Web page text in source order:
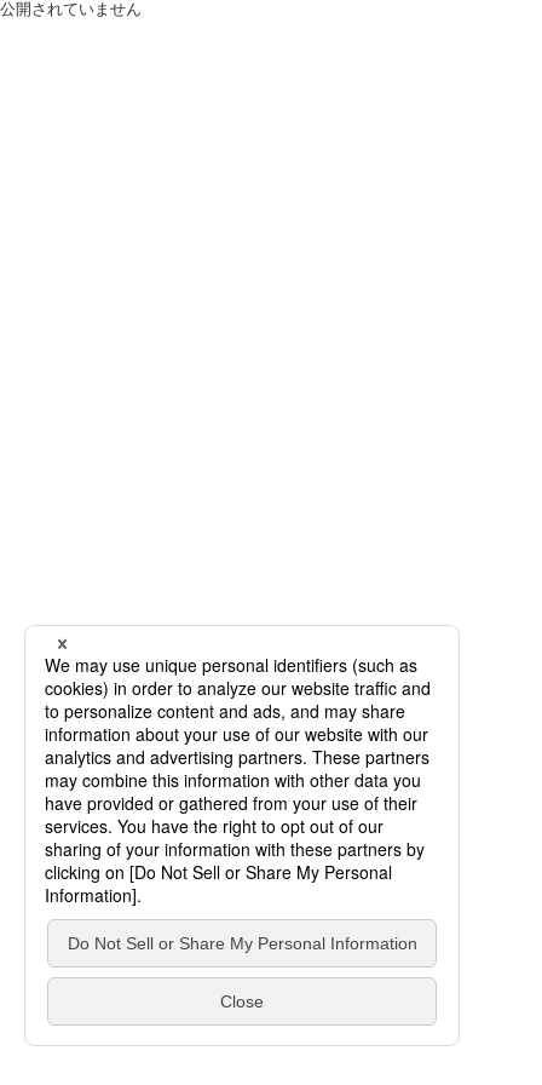
公開されていません